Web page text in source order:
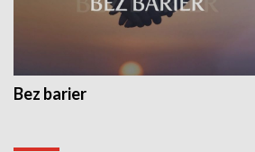
Bez barier